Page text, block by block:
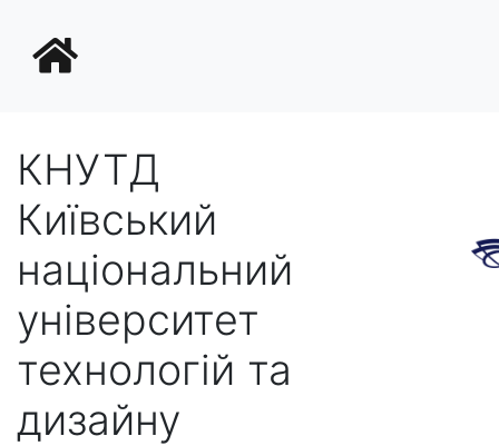
КНУТД
Київський
національний
університет
технологій та
дизайну